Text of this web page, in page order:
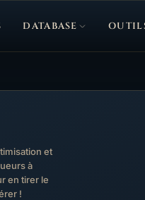
DATABASE
et
à
en tirer le
!